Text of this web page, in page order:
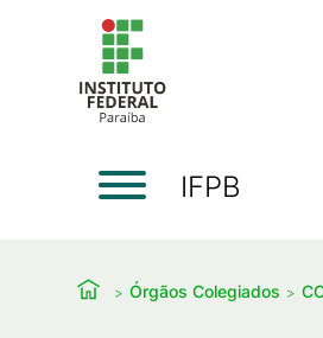
IFPB
Órgãos Colegiados